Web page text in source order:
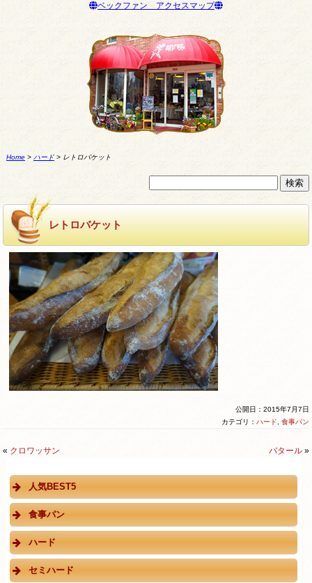
ベックファン アクセスマップ
Home> ハード> レトロバケット
レトロバケット
公開日：2015年7月7日
カテゴリ： ハード 食事パン
« クロワッサン バタール»
人気BEST5
食事パン
ハード
セミハード